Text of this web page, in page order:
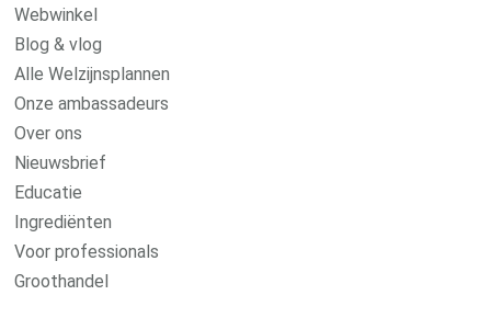
Webwinkel
Blog & vlog
Alle Welzijnsplannen
Onze ambassadeurs
Over ons
Nieuwsbrief
Educatie
Ingrediënten
Voor professionals
Groothandel